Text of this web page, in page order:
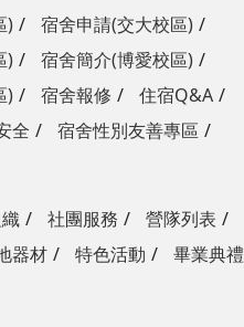
)
宿舍申請(交大校區)
)
宿舍簡介(博愛校區)
)
宿舍報修
住宿Q&A
全
宿舍性別友善專區
社團服務
營隊列表
器材 特色活動
畢業典禮